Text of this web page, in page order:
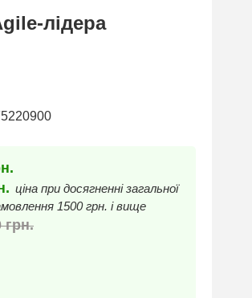
лідера
ціна при досягненні загальної
1500 грн. і вище
грн.